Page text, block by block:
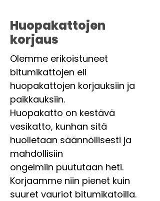
Huopakattojen
korjaus
Olemme erikoistuneet
bitumikattojen eli
huopakattojen korjauksiin ja
paikkauksiin.
Huopakatto on kestävä
vesikatto, kunhan sitä
huolletaan säännöllisesti ja
mahdollisiin
ongelmiin puututaan heti.
Korjaamme niin pienet kuin
suuret vauriot bitumikatoilla.